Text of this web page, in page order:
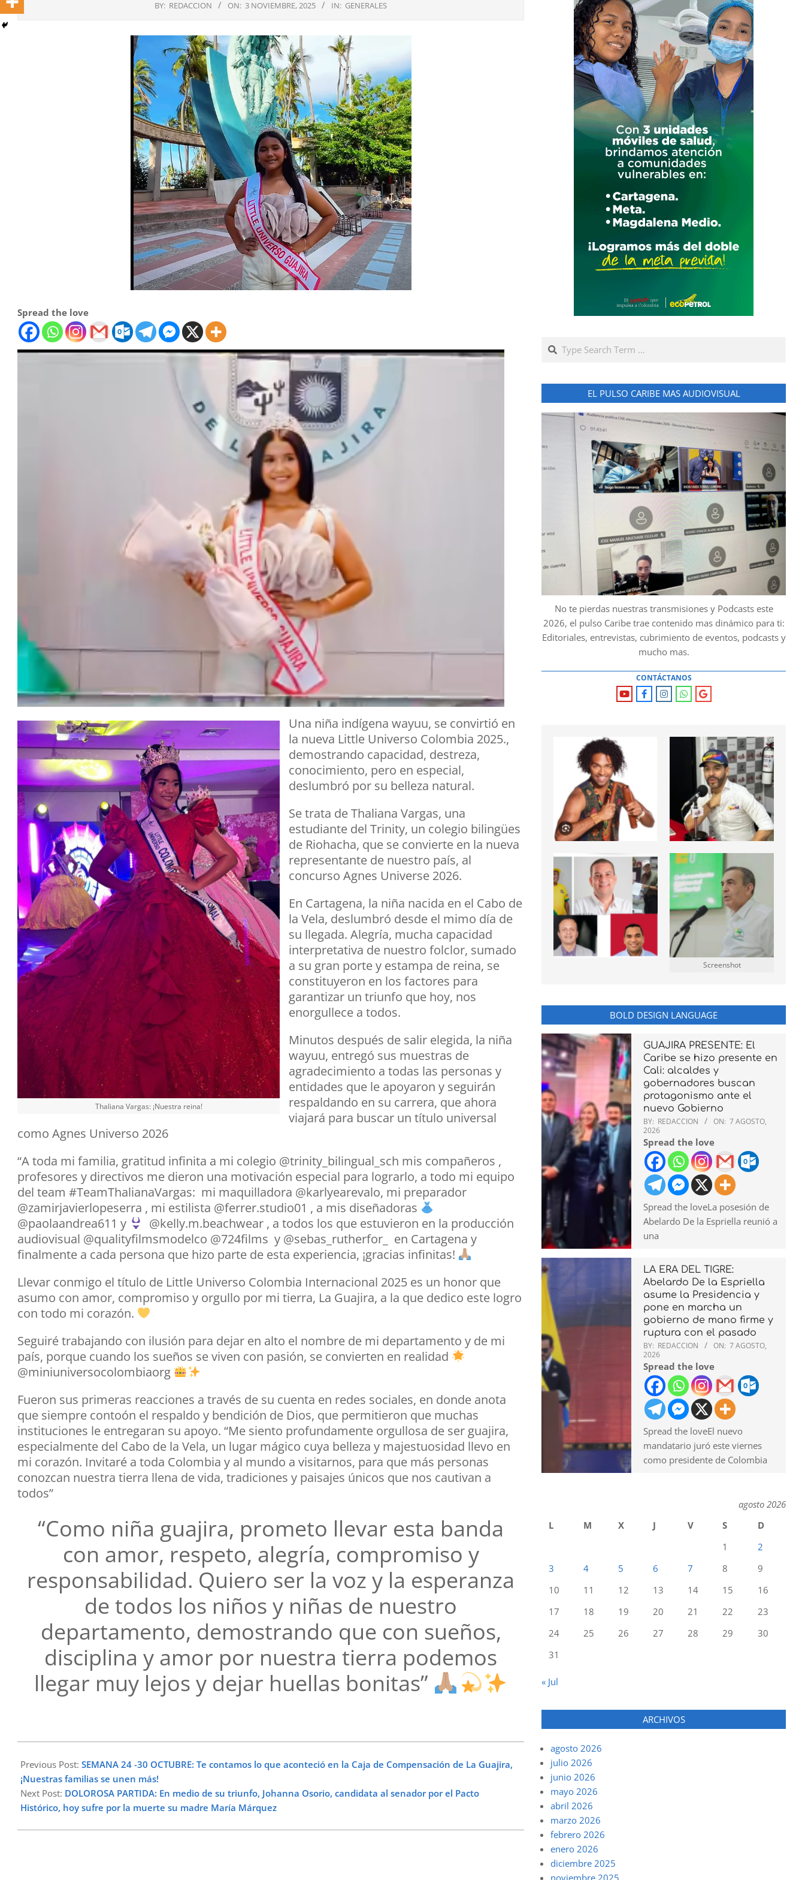
BY: REDACCION ON: 3 NOVIEMBRE, 2025 IN: GENERALES
Spread the love
Thaliana Vargas: ¡Nuestra reina!
Una niña indígena wayuu, se convirtió en
la nueva Little Universo Colombia 2025.,
demostrando capacidad, destreza,
conocimiento, pero en especial,
deslumbró por su belleza natural.
Se trata de Thaliana Vargas, una
estudiante del Trinity, un colegio bilingües
de Riohacha, que se convierte en la nueva
representante de nuestro país, al
concurso Agnes Universe 2026.
En Cartagena, la niña nacida en el Cabo de
la Vela, deslumbró desde el mimo día de
su llegada. Alegría, mucha capacidad
interpretativa de nuestro folclor, sumado
a su gran porte y estampa de reina, se
constituyeron en los factores para
garantizar un triunfo que hoy, nos
enorgullece a todos.
Minutos después de salir elegida, la niña
wayuu, entregó sus muestras de
agradecimiento a todas las personas y
entidades que le apoyaron y seguirán
respaldando en su carrera, que ahora
viajará para buscar un título universal
como Agnes Universo 2026
“A toda mi familia, gratitud infinita a mi colegio @trinity_bilingual_sch mis compañeros ,
profesores y directivos me dieron una motivación especial para lograrlo, a todo mi equipo
del team #TeamThalianaVargas: mi maquilladora @karlyearevalo, mi preparador
@zamirjavierlopeserra , mi estilista @ferrer.studio01 , a mis diseñadoras
@paolaandrea611 y
@kelly.m.beachwear , a todos los que estuvieron en la producción
audiovisual @qualityfilmsmodelco @724films y @sebas_rutherfor_ en Cartagena y
finalmente a cada persona que hizo parte de esta experiencia, ¡gracias infinitas!
Llevar conmigo el título de Little Universo Colombia Internacional 2025 es un honor que
asumo con amor, compromiso y orgullo por mi tierra, La Guajira, a la que dedico este logro
con todo mi corazón.
Seguiré trabajando con ilusión para dejar en alto el nombre de mi departamento y de mi
país, porque cuando los sueños se viven con pasión, se convierten en realidad
@miniuniversocolombiaorg
Fueron sus primeras reacciones a través de su cuenta en redes sociales, en donde anota
que siempre contoón el respaldo y bendición de Dios, que permitieron que muchas
instituciones le entregaran su apoyo. “Me siento profundamente orgullosa de ser guajira,
especialmente del Cabo de la Vela, un lugar mágico cuya belleza y majestuosidad llevo en
mi corazón. Invitaré a toda Colombia y al mundo a visitarnos, para que más personas
conozcan nuestra tierra llena de vida, tradiciones y paisajes únicos que nos cautivan a
todos”
“Como niña guajira, prometo llevar esta banda
con amor, respeto, alegría, compromiso y
responsabilidad. Quiero ser la voz y la esperanza
de todos los niños y niñas de nuestro
departamento, demostrando que con sueños,
disciplina y amor por nuestra tierra podemos
llegar muy lejos y dejar huellas bonitas”
11-
03
Previous Post: SEMANA 24 -30 OCTUBRE: Te contamos lo que aconteció en la Caja de Compensación de La Guajira,
¡Nuestras familias se unen más!
Next Post: DOLOROSA PARTIDA: En medio de su triunfo, Johanna Osorio, candidata al senador por el Pacto
Histórico, hoy sufre por la muerte su madre María Márquez
Search
EL PULSO CARIBE MAS AUDIOVISUAL
No te pierdas nuestras transmisiones y Podcasts este
2026, el pulso Caribe trae contenido mas dinámico para ti:
Editoriales, entrevistas, cubrimiento de eventos, podcasts y
mucho mas.
CONTÁCTANOS
Screenshot
BOLD DESIGN LANGUAGE
GUAJIRA PRESENTE: El
Caribe se hizo presente en
Cali: alcaldes y
gobernadores buscan
protagonismo ante el
nuevo Gobierno
BY: REDACCION ON: 7 AGOSTO,
2026
Spread the love
Spread the loveLa posesión de
Abelardo De la Espriella reunió a
una
LA ERA DEL TIGRE:
Abelardo De la Espriella
asume la Presidencia y
pone en marcha un
gobierno de mano firme y
ruptura con el pasado
BY: REDACCION ON: 7 AGOSTO,
2026
Spread the love
Spread the loveEl nuevo
mandatario juró este viernes
como presidente de Colombia
agosto 2026
L
M X J V S
D
1
2
3
4 5 6 7 8
9
10
11 12 13 14 15
16
17
18 19 20 21 22
23
24
25 26 27 28 29
30
31
« Jul
ARCHIVOS
agosto 2026
julio 2026
junio 2026
mayo 2026
abril 2026
marzo 2026
febrero 2026
enero 2026
diciembre 2025
noviembre 2025